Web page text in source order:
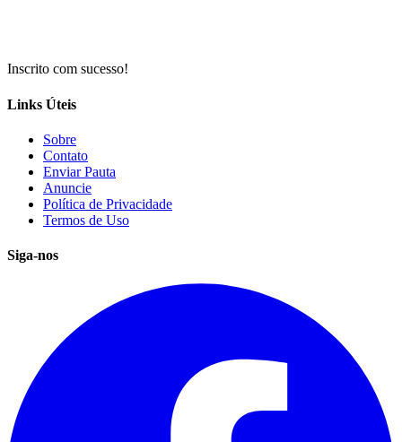
Inscrito com sucesso!
Links Úteis
Sobre
Contato
Enviar Pauta
Anuncie
Política de Privacidade
Termos de Uso
Siga-nos